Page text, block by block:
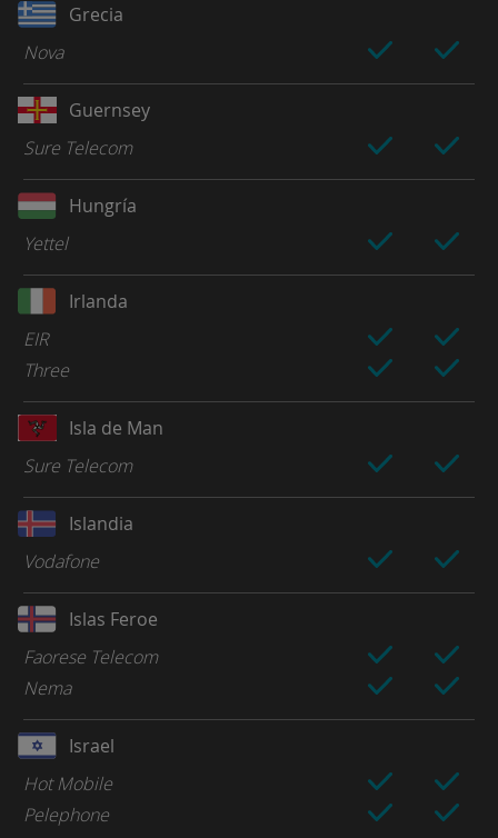
Grecia
Nova
Guernsey
Sure Telecom
Hungría
Yettel
Irlanda
EIR
Three
Isla de Man
Sure Telecom
Islandia
Vodafone
Islas Feroe
Faorese Telecom
Nema
Israel
Hot Mobile
Pelephone